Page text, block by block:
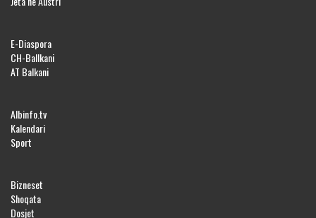
E-Diaspora
CH-Ballkani
AT Balkani
Albinfo.tv
Kalendari
Sport
Bizneset
Shoqata
Dosjet